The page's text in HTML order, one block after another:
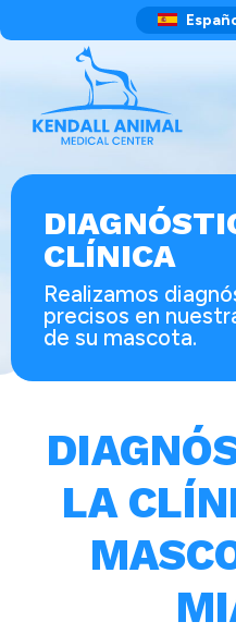
CLÍNICA
Realizamos
precisos en
de su mascota.
LA